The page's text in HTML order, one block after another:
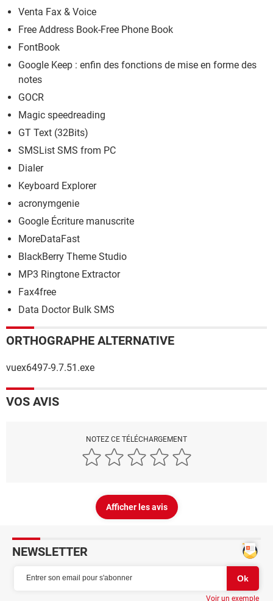
Venta Fax & Voice
Free Address Book-Free Phone Book
FontBook
Google Keep : enfin des fonctions de mise en forme des
notes
GOCR
Magic speedreading
GT Text (32Bits)
SMSList SMS from PC
Dialer
Keyboard Explorer
acronymgenie
Google Écriture manuscrite
MoreDataFast
BlackBerry Theme Studio
MP3 Ringtone Extractor
Fax4free
Data Doctor Bulk SMS
ORTHOGRAPHE ALTERNATIVE
vuex6497-9.7.51.exe
VOS AVIS
NOTEZ CE TÉLÉCHARGEMENT
Afficher les avis
NEWSLETTER
Voir un exemple